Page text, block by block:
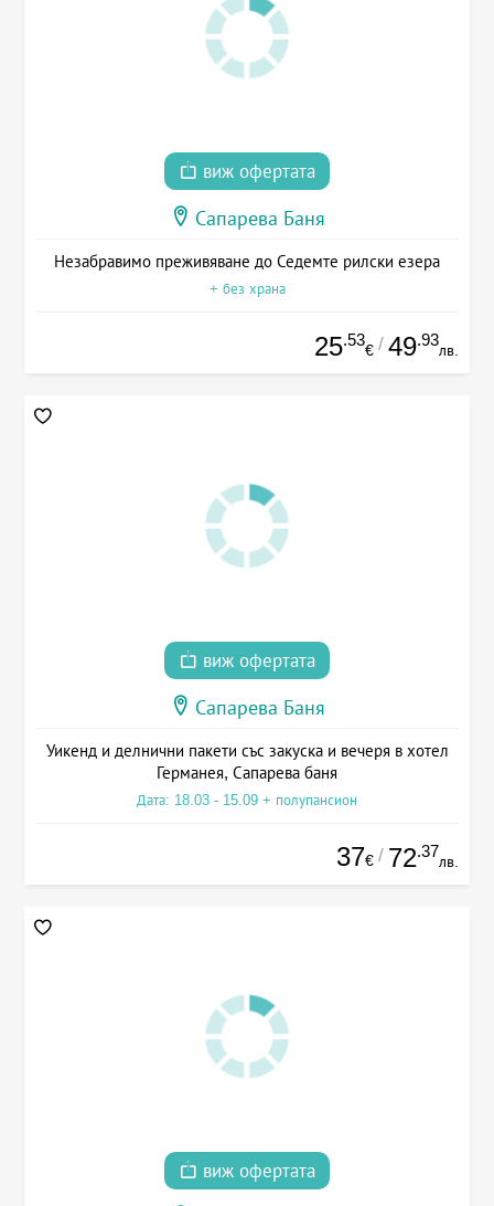
виж офертата
Сапарева Баня
Незабравимо преживяване до Седемте рилски езера
+ без храна
25.53
€ / 49.93
лв.
виж офертата
Сапарева Баня
Уикенд и делнични пакети със закуска и вечеря в хотел
Германея, Сапарева баня
Дата: 18.03 - 15.09 + полупансион
37€ / 72.37
лв.
виж офертата